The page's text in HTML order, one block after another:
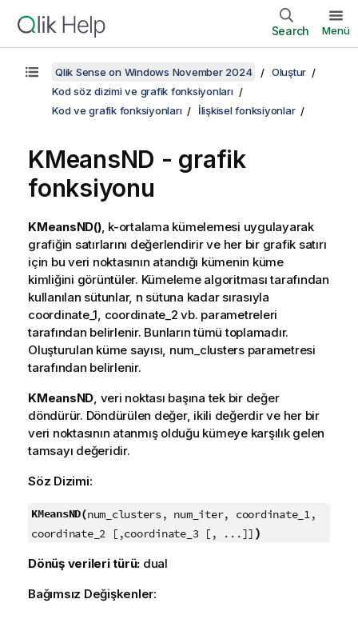
Search Menü
Qlik Sense on Windows November 2024
Oluştur
Kod söz dizimi ve grafik fonksiyonları
Kod ve grafik fonksiyonları
İlişkisel fonksiyonlar
KMeansND - grafik
fonksiyonu
KMeansND(), k-ortalama kümelemesi uygulayarak
grafiğin satırlarını değerlendirir ve her bir grafik satırı
için bu veri noktasının atandığı kümenin küme
kimliğini görüntüler. Kümeleme algoritması tarafından
kullanılan sütunlar, n sütuna kadar sırasıyla
coordinate_1, coordinate_2 vb. parametreleri
tarafından belirlenir. Bunların tümü toplamadır.
Oluşturulan küme sayısı, num_clusters parametresi
tarafından belirlenir.
KMeansND, veri noktası başına tek bir değer
döndürür. Döndürülen değer, ikili değerdir ve her bir
veri noktasının atanmış olduğu kümeye karşılık gelen
tamsayı değeridir.
Söz Dizimi:
KMeansND(num_clusters, num_iter, coordinate_1,
coordinate_2 [,coordinate_3 [, ...]] )
Dönüş verileri türü: dual
Bağımsız Değişkenler: